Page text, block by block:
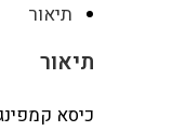
תיאור
תיאור
כיסא